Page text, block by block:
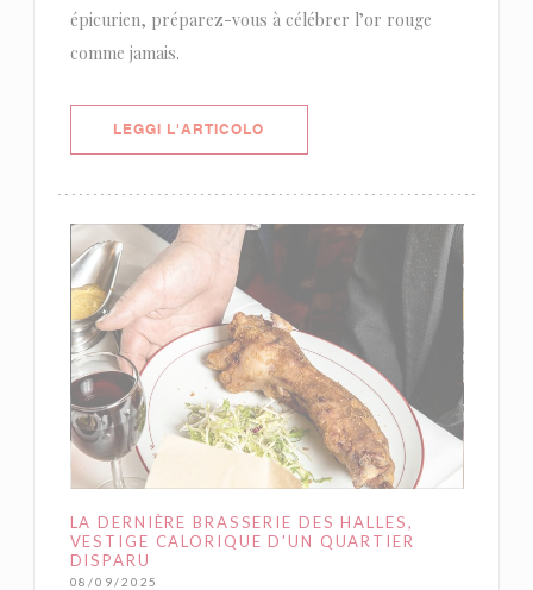
épicurien, préparez-vous à célébrer l’or rouge
comme jamais.
LEGGI L'ARTICOLO
LA DERNIÈRE BRASSERIE DES HALLES,
VESTIGE CALORIQUE D'UN QUARTIER
DISPARU
08/09/2025